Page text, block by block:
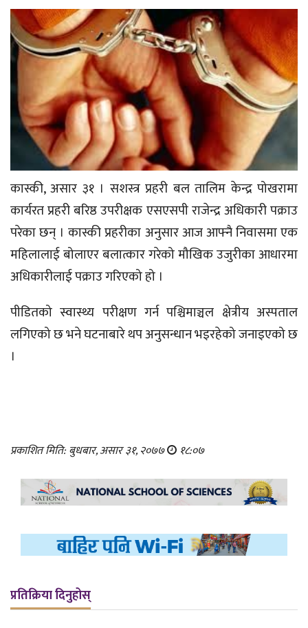
कास्की, असार ३१ । सशस्त्र प्रहरी बल तालिम केन्द्र पोखरामा
कार्यरत प्रहरी बरिष्ठ उपरीक्षक एसएसपी राजेन्द्र अधिकारी पक्राउ
परेका छन् । कास्की प्रहरीका अनुसार आज आफ्नै निवासमा एक
महिलालाई बोलाएर बलात्कार गरेको मौखिक उजुरीका आधारमा
अधिकारीलाई पक्राउ गरिएको हो ।
पीडितको स्वास्थ्य परीक्षण गर्न पश्चिमाञ्चल क्षेत्रीय अस्पताल
लगिएको छ भने घटनाबारे थप अनुसन्धान भइरहेको जनाइएको छ
।
प्रकाशित मिति: बुधबार, असार ३१, २०७७ १८:०७
प्रतिक्रिया दिनुहोस्